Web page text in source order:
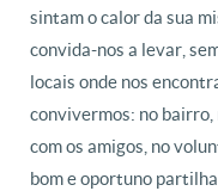
sintam o calor da sua
convida-nos a levar,
locais onde nos
convivermos: no bairro,
com os amigos, no
bom e oportuno